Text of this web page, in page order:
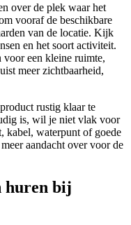
over de plek waar het
vooraf de beschikbare
van de locatie. Kijk
en het soort activiteit.
voor een kleine ruimte,
meer zichtbaarheid,
rustig klaar te
is, wil je niet vlak voor
kabel, waterpunt of goede
aandacht over voor de
huren bij